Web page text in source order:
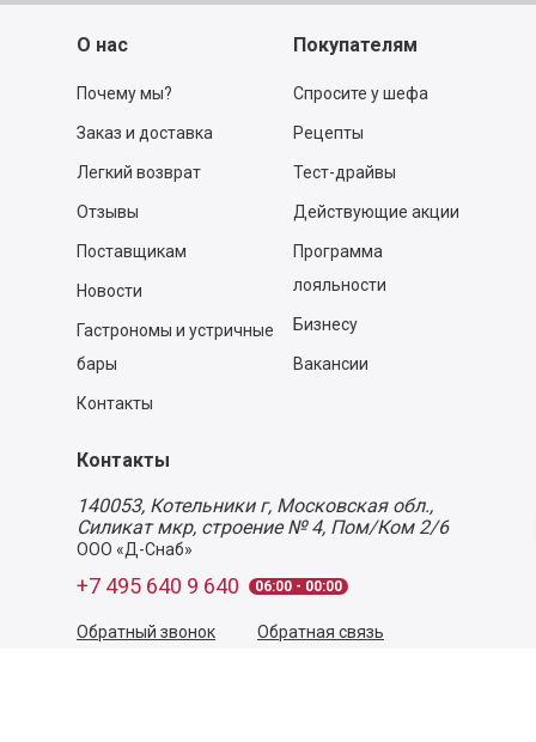
О нас
Почему мы?
Заказ и доставка
Легкий возврат
Отзывы
Поставщикам
Новости
Гастрономы и устричные
бары
Контакты
Покупателям
Спросите у шефа
Рецепты
Тест-драйвы
Действующие акции
Программа
лояльности
Бизнесу
Вакансии
Контакты
140053, Котельники г, Московская обл.,
Силикат мкр, строение № 4, Пом/Ком 2/6
ООО «Д-Снаб»
+7 495 640 9 640 06:00 - 00:00
Обратный звонок Обратная связь